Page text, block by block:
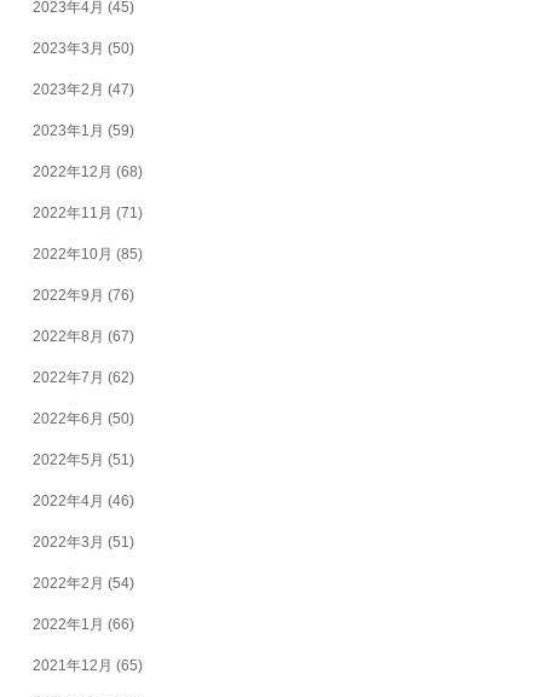
2023年4月 (45)
2023年3月 (50)
2023年2月 (47)
2023年1月 (59)
2022年12月 (68)
2022年11月 (71)
2022年10月 (85)
2022年9月 (76)
2022年8月 (67)
2022年7月 (62)
2022年6月 (50)
2022年5月 (51)
2022年4月 (46)
2022年3月 (51)
2022年2月 (54)
2022年1月 (66)
2021年12月 (65)